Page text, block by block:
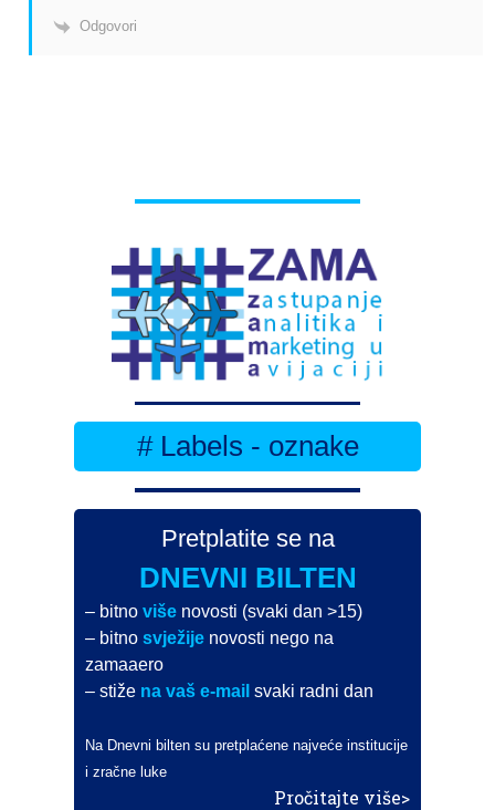
Odgovori
# Labels - oznake
Pretplatite se na
DNEVNI BILTEN
– bitnoviše novosti (svaki dan >15)
– bitnosvježije novosti nego na
zamaaero
– stiže na vaš e-mail svaki radni dan
Na Dnevni bilten su pretplaćene najveće institucije
i zračne luke
Pročitajte više>